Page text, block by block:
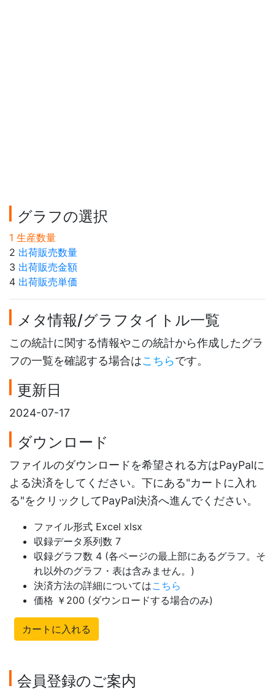
グラフの選択
1 生産数量
2 出荷販売数量
3 出荷販売金額
4 出荷販売単価
メタ情報/グラフタイトル一覧
この統計に関する情報やこの統計から作成したグラ
フの一覧を確認する場合はこちらです。
更新日
2024-07-17
ダウンロード
ファイルのダウンロードを希望される方はPayPalに
よる決済をしてください。下にある"カートに入れ
る"をクリックしてPayPal決済へ進んでください。
ファイル形式 Excel xlsx
収録データ系列数 7
収録グラフ数 4 (各ページの最上部にあるグラフ。そ
れ以外のグラフ・表は含みません。)
決済方法の詳細についてはこちら
価格 ￥200 (ダウンロードする場合のみ)
カートに入れる
会員登録のご案内